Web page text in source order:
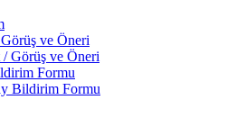
ve Öneri
/ Görüş ve Öneri
Formu
Bildirim Formu